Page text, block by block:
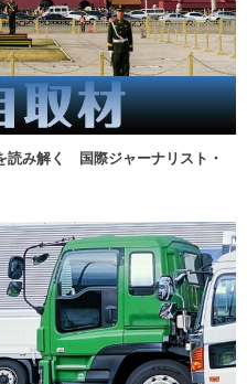
読み解く 国際ジャーナリスト・